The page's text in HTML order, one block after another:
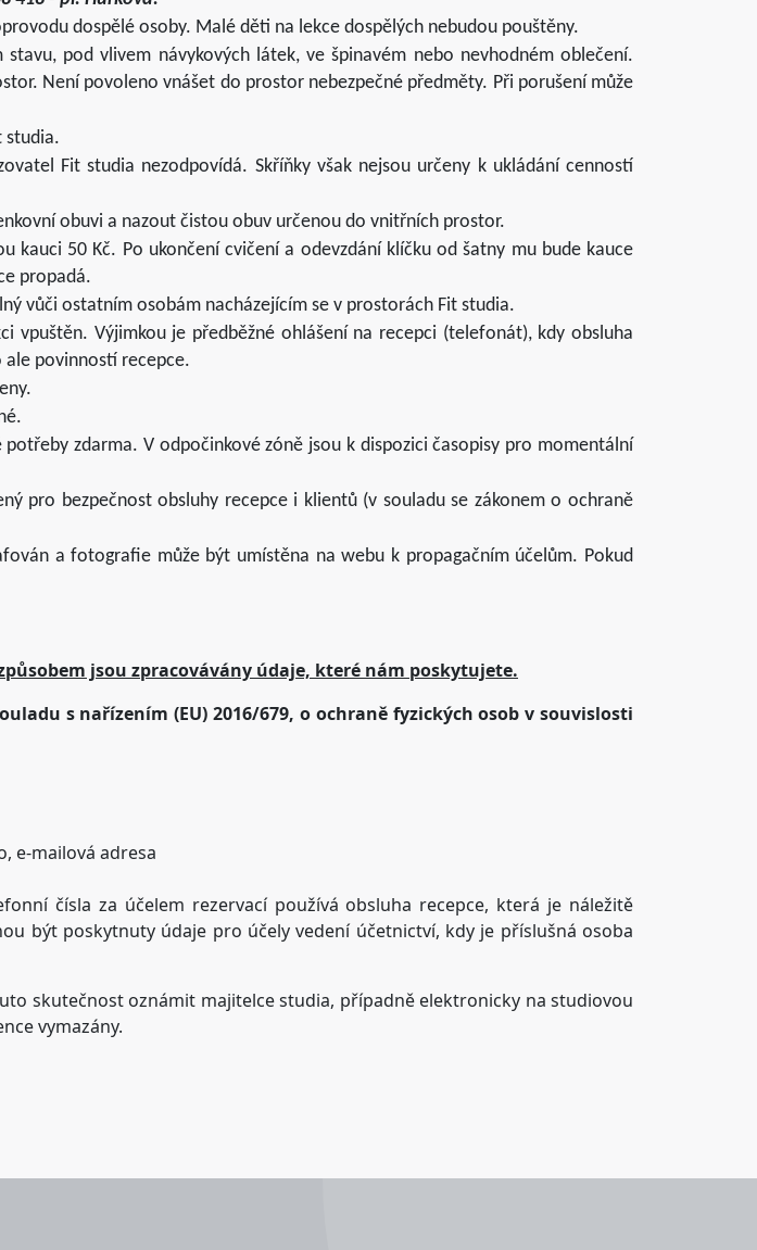
dospělé osoby. Malé děti na lekce dospělých nebudou pouštěny.
pod vlivem návykových látek, ve špinavém nebo nevhodném oblečení.
Není povoleno vnášet do prostor nebezpečné předměty. Při porušení může
studia.
Fit studia nezodpovídá. Skříňky však nejsou určeny k ukládání cenností
obuvi a nazout čistou obuv určenou do vnitřních prostor.
kauci 50 Kč. Po ukončení cvičení a odevzdání klíčku od šatny mu bude kauce
propadá.
vůči ostatním osobám nacházejícím se v prostorách Fit studia.
vpuštěn. Výjimkou je předběžné ohlášení na recepci (telefonát), kdy obsluha
povinností recepce.
zdarma. V odpočinkové zóně jsou k dispozici časopisy pro momentální
pro bezpečnost obsluhy recepce i klientů (v souladu se zákonem o ochraně
a fotografie může být umístěna na webu k propagačním účelům. Pokud
jsou zpracovávány údaje, které nám poskytujete.
s nařízením (EU) 2016/679, o ochraně fyzických osob v souvislosti
e-mailová adresa
čísla za účelem rezervací používá obsluha recepce, která je náležitě
být poskytnuty údaje pro účely vedení účetnictví, kdy je příslušná osoba
skutečnost oznámit majitelce studia, případně elektronicky na studiovou
vymazány.